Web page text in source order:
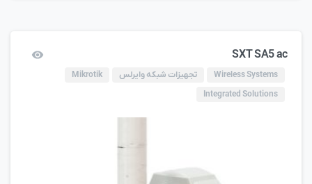
SXT SA5 ac
Wireless Systems تجهیزات شبکه وایرلس
Mikrotik
Integrated Solutions